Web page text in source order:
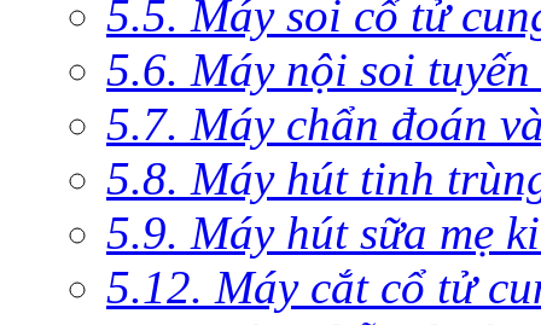
5.5. Máy soi cổ tử
5.6. Máy nội soi
5.7. Máy chẩn đoán
5.8. Máy hút tinh
5.9. Máy hút sữa mẹ
5.12. Máy cắt cổ tử